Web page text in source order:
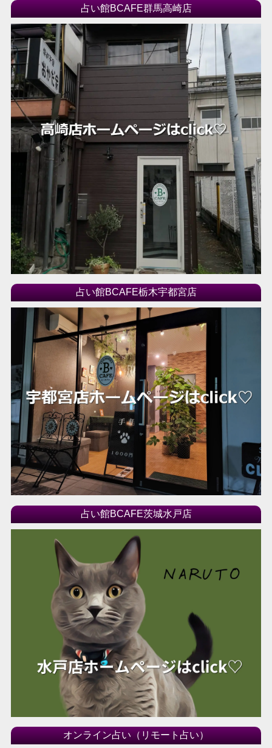
占い館BCAFE群馬高崎店
占い館BCAFE栃木宇都宮店
占い館BCAFE茨城水戸店
オンライン占い（リモート占い）